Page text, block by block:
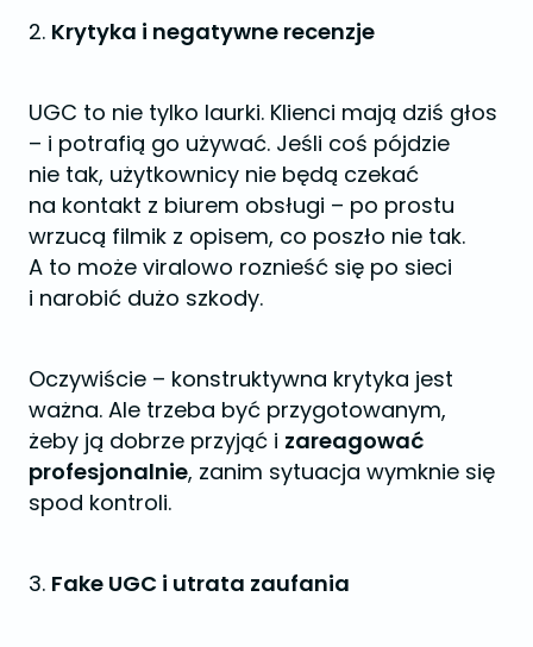
2. Krytyka i negatywne recenzje
UGC to nie tylko laurki. Klienci mają dziś głos
– i potrafią go używać. Jeśli coś pójdzie
nie tak, użytkownicy nie będą czekać
na kontakt z biurem obsługi – po prostu
wrzucą filmik z opisem, co poszło nie tak.
A to może viralowo roznieść się po sieci
i narobić dużo szkody.
Oczywiście – konstruktywna krytyka jest
ważna. Ale trzeba być przygotowanym,
żeby ją dobrze przyjąć i zareagować
profesjonalnie, zanim sytuacja wymknie się
spod kontroli.
3. Fake UGC i utrata zaufania